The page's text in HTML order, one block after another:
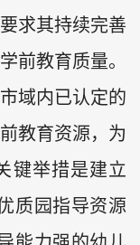
求其持续完善
前教育质量。
域内已认定的
教育资源，为
键举措是建立
质园指导资源